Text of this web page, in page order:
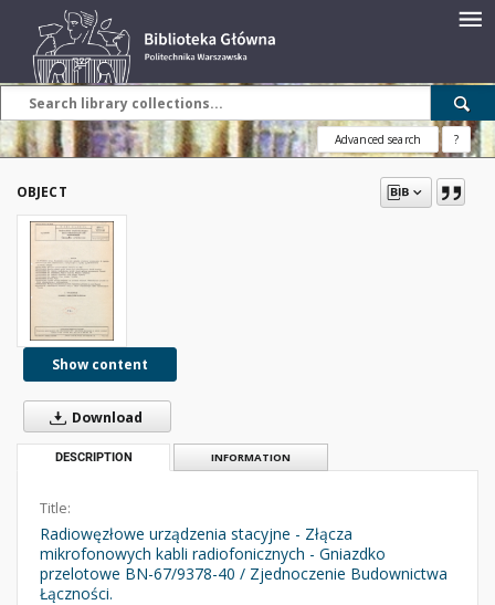
Advanced search ?
OBJECT
Show content
Download
DESCRIPTION INFORMATION
Title:
Radiowęzłowe urządzenia stacyjne - Złącza
mikrofonowych kabli radiofonicznych - Gniazdko
przelotowe BN-67/9378-40 / Zjednoczenie Budownictwa
Łączności.